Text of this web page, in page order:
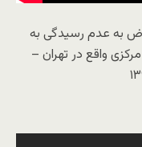
به عدم رسیدگی به
واقع در تهران –